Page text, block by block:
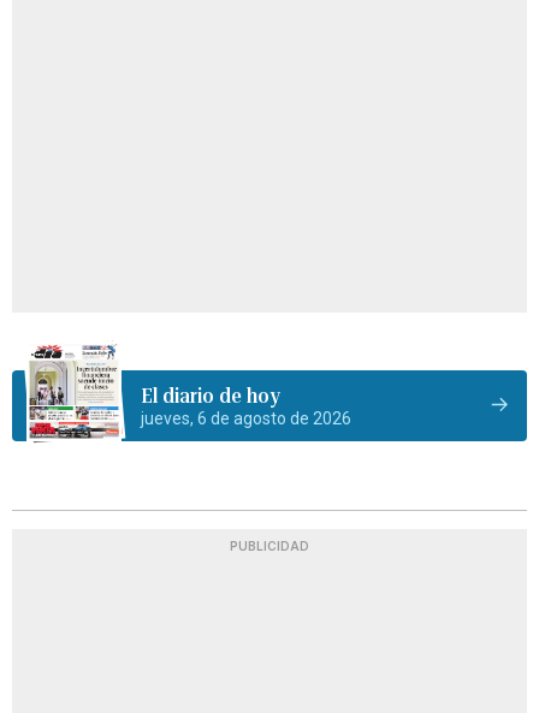
El diario de hoy
jueves, 6 de agosto de 2026
PUBLICIDAD